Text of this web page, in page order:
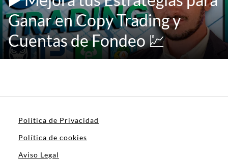
Ganar en Copy Trading y
Cuentas de Fondeo 💹
Política de Privacidad
Política de cookies
Aviso Legal